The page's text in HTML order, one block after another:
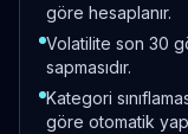
göre hesaplanır.
Volatilite son 30
sapmasıdır.
Kategori
göre otomatik